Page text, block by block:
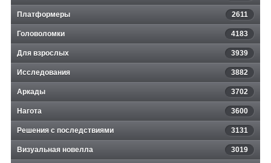
Платформеры 2611
Головоломки 4183
Для взрослых 3939
Исследования 3882
Аркады 3702
Нагота 3600
Решения с последствиями 3131
Визуальная новелла 3019